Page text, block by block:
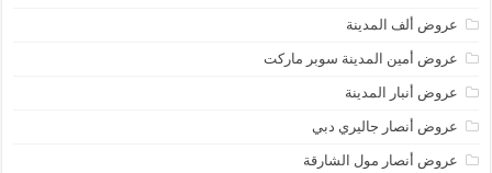
عروض ألف المدينة
عروض أمين المدينة سوبر ماركت
عروض أنبار المدينة
عروض أنصار جاليري دبي
عروض أنصار مول الشارقة